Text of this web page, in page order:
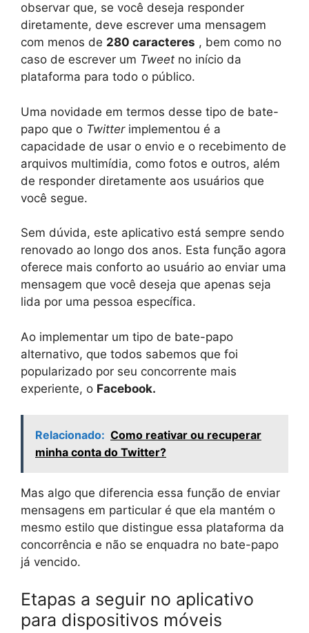
observar que, se você deseja responder
diretamente, deve escrever uma mensagem
com menos de 280 caracteres , bem como no
caso de escrever um Tweet no início da
plataforma para todo o público.
Uma novidade em termos desse tipo de bate-
papo que o Twitterimplementou é a
capacidade de usar o envio e o recebimento de
arquivos multimídia, como fotos e outros, além
de responder diretamente aos usuários que
você segue.
Sem dúvida, este aplicativo está sempre sendo
renovado ao longo dos anos. Esta função agora
oferece mais conforto ao usuário ao enviar uma
mensagem que você deseja que apenas seja
lida por uma pessoa específica.
Ao implementar um tipo de bate-papo
alternativo, que todos sabemos que foi
popularizado por seu concorrente mais
experiente, o Facebook.
Relacionado: Como reativar ou recuperar
minha conta do Twitter?
Mas algo que diferencia essa função de enviar
mensagens em particular é que ela mantém o
mesmo estilo que distingue essa plataforma da
concorrência e não se enquadra no bate-papo
já vencido.
Etapas a seguir no aplicativo
para dispositivos móveis